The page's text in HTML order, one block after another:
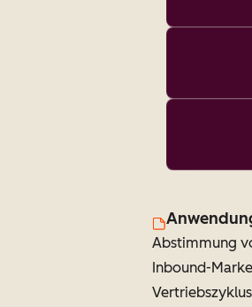
Abstimmung
Inbound-